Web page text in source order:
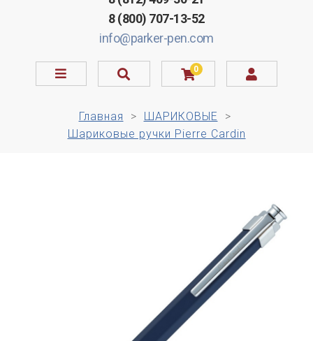
8 (800) 707-13-52
info@parker-pen.com
0
Главная
ШАРИКОВЫЕ
Шариковые ручки Pierre Cardin